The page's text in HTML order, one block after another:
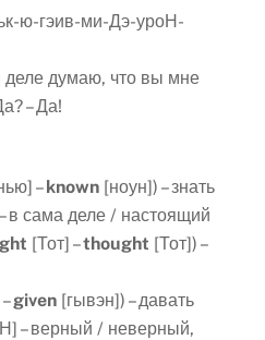
ю-гэив-ми-Дэ-уроН-
думаю, что вы мне
– Да!
–known [ноун]) – знать
в сама деле / настоящий
[Тот] –thought [Тот]) –
given [гывэн]) – давать
– верный / неверный,